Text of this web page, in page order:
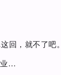
回，就不了吧。
业…